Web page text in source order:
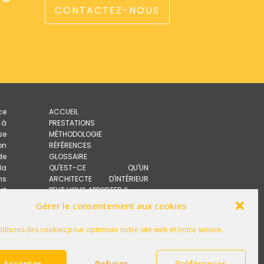
Gérer le consentement aux cookies
des cookies pour optimiser notre site web et notre service.
CONTACTEZ-NOUS
ACCUEIL
PRESTATIONS
MÉTHODOLOGIE
RÉFÉRENCES
GLOSSAIRE
QU'EST-CE QU'UN
ARCHITECTE D'INTÉRIEUR
PEUT VOUS APPORTER ?
ACTUALITÉS
CONTACT
CONFIDENTIALITÉ